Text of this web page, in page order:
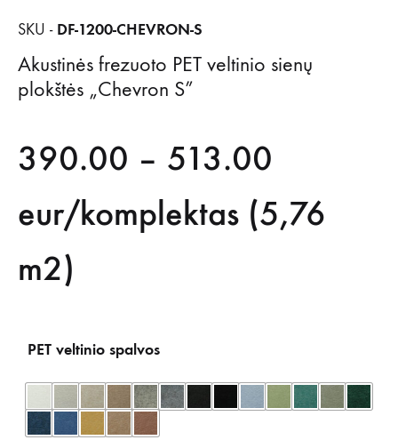
SKU - DF-1200-CHEVRON-S
Akustinės frezuoto PET veltinio sienų
plokštės „Chevron S”
390.00 – 513.00
range:
513.00
eur/komplektas (5,76
m2)
PET veltinio spalvos